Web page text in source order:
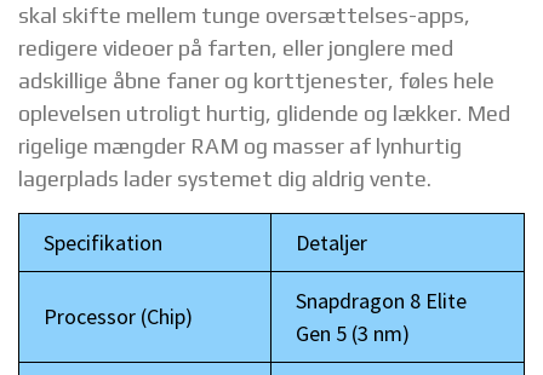
skal skifte mellem tunge oversættelses-apps,
redigere videoer på farten, eller jonglere med
adskillige åbne faner og korttjenester, føles hele
oplevelsen utroligt hurtig, glidende og lækker. Med
rigelige mængder RAM og masser af lynhurtig
lagerplads lader systemet dig aldrig vente.
Specifikation Detaljer
Processor (Chip)
Snapdragon 8 Elite
Gen 5 (3 nm)